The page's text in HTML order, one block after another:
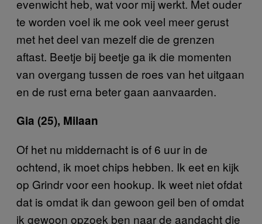
evenwicht heb, wat voor mij werkt. Met ouder
te worden voel ik me ook veel meer gerust
met het deel van mezelf die de grenzen
aftast. Beetje bij beetje ga ik die momenten
van overgang tussen de roes van het uitgaan
en de rust erna beter gaan aanvaarden.
Gia (25), Milaan
Of het nu middernacht is of 6 uur in de
ochtend, ik moet chips hebben. Ik eet en kijk
op Grindr voor een hookup. Ik weet niet ofdat
dat is omdat ik dan gewoon geil ben of omdat
ik gewoon opzoek ben naar de aandacht die